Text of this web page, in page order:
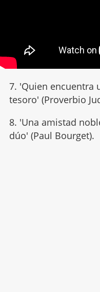
7. 'Quien encuentra
tesoro' (Proverbio
8. 'Una amistad
dúo' (Paul Bourget).